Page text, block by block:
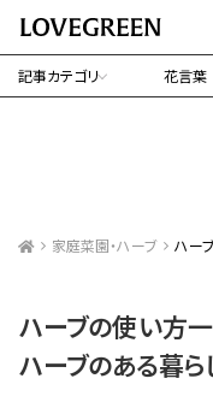
記事カテゴリ 花言葉
家庭菜園・ハーブ ハー
ハーブの使い方
ハーブのある暮